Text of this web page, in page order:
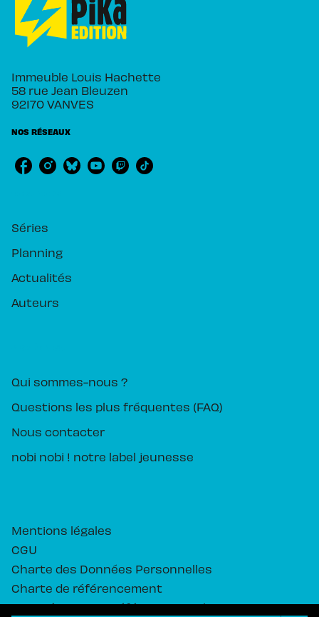
Immeuble Louis Hachette
58 rue Jean Bleuzen
92170 VANVES
NOS RÉSEAUX
Séries
Planning
Actualités
Auteurs
Qui sommes-nous ?
Questions les plus fréquentes (FAQ)
Nous contacter
nobi nobi ! notre label jeunesse
Mentions légales
CGU
Charte des Données Personnelles
Charte de référencement
Paramétrez vos préférences cookies